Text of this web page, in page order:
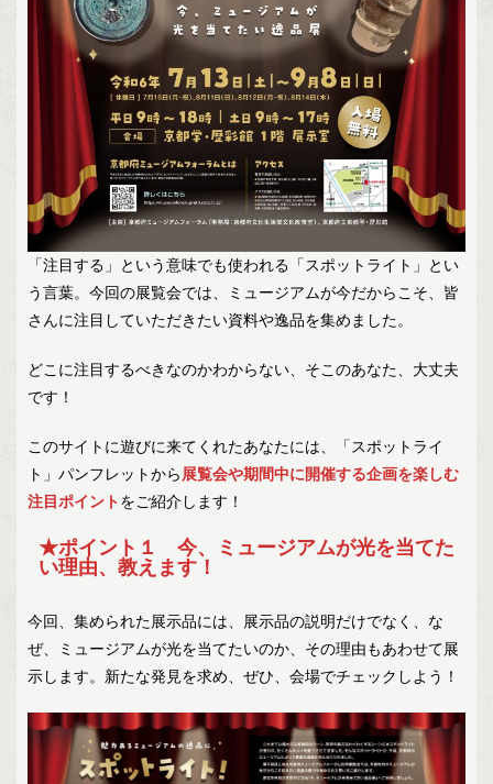
「注目する」という意味でも使われる「スポットライト」とい
う言葉。今回の展覧会では、ミュージアムが今だからこそ、皆
さんに注目していただきたい資料や逸品を集めました。
どこに注目するべきなのかわからない、そこのあなた、大丈夫
です！
このサイトに遊びに来てくれたあなたには、
「スポットライ
ト」パンフレットから 展覧会や期間中に開催する企画を楽しむ
注目ポイント をご紹介します！
★ポイント１
今、ミュージアムが光を当てた
い理由、教えます！
今回、集められた展示品には、展示品の説明だけでなく、な
ぜ、ミュージアムが光を当てたいのか、その理由もあわせて展
示します。新たな発見を求め、ぜひ、会場でチェックしよう！